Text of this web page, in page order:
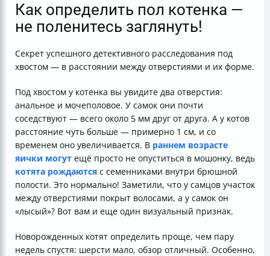
Как определить пол котенка —
не поленитесь заглянуть!
Секрет успешного детективного расследования под
хвостом — в расстоянии между отверстиями и их форме.
Под хвостом у котенка вы увидите два отверстия:
анальное и мочеполовое. У самок они почти
соседствуют — всего около 5 мм друг от друга. А у котов
расстояние чуть больше — примерно 1 см, и со
временем оно увеличивается. В раннем возрасте
яички могут ещё просто не опуститься в мошонку, ведь
котята рождаются с семенниками внутри брюшной
полости. Это нормально! Заметили, что у самцов участок
между отверстиями покрыт волосами, а у самок он
«лысый»? Вот вам и еще один визуальный признак.
Новорожденных котят определить проще, чем пару
недель спустя: шерсти мало, обзор отличный. Особенно,